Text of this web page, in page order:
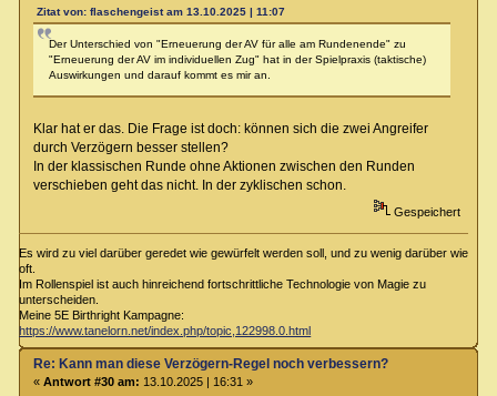
Zitat von: flaschengeist am 13.10.2025 | 11:07
Der Unterschied von "Erneuerung der AV für alle am Rundenende" zu
"Erneuerung der AV im individuellen Zug" hat in der Spielpraxis (taktische)
Auswirkungen und darauf kommt es mir an.
Klar hat er das. Die Frage ist doch: können sich die zwei Angreifer
durch Verzögern besser stellen?
In der klassischen Runde ohne Aktionen zwischen den Runden
verschieben geht das nicht. In der zyklischen schon.
Gespeichert
Es wird zu viel darüber geredet wie gewürfelt werden soll, und zu wenig darüber wie
oft.
Im Rollenspiel ist auch hinreichend fortschrittliche Technologie von Magie zu
unterscheiden.
Meine 5E Birthright Kampagne:
https://www.tanelorn.net/index.php/topic,122998.0.html
Re: Kann man diese Verzögern-Regel noch verbessern?
« Antwort #30 am: 13.10.2025 | 16:31 »